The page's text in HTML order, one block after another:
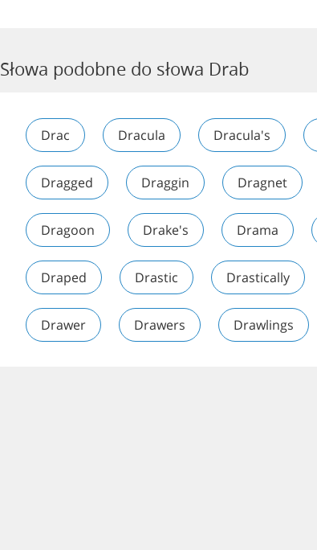
Słowa podobne do słowa Drab
Drac Dracula Dracula's
Dragged Draggin Dragnet
Dragoon Drake's Drama
Draped Drastic Drastically
Drawer Drawers Drawlings